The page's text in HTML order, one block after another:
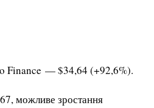
Finance — $34,64 (+92,6%).
можливе зростання